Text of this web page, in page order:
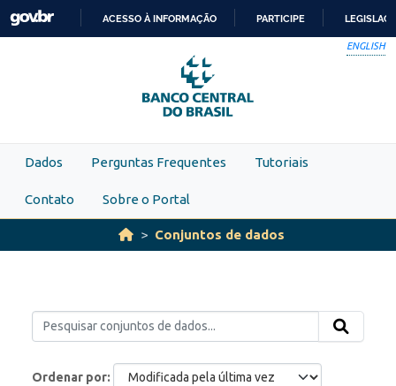
Skip to main content
PARA
O
CONTEÚDO
ACESSO À INFORMAÇÃO PARTICIPE
ENGLISH
Dados Perguntas Frequentes Tutoriais
Contato Sobre o Portal
Conjuntos de dados
Ordenar por